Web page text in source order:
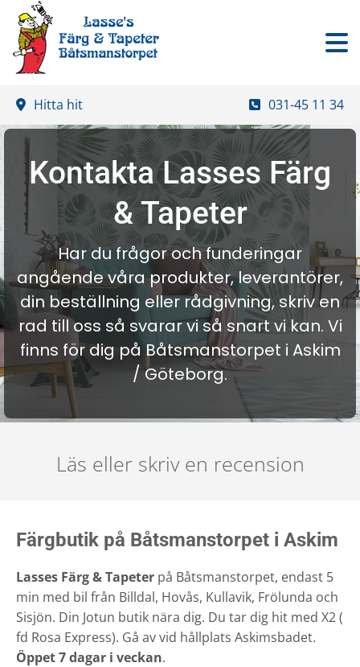
031-45 11 34
Hitta hit
Kontakta Lasses Färg
& Tapeter
Har du frågor och funderingar
angående våra produkter, leverantörer,
din beställning eller rådgivning, skriv en
rad till oss så svarar vi så snart vi kan. Vi
finns för dig på Båtsmanstorpet i Askim
/ Göteborg.
Läs eller skriv en recension
Färgbutik på Båtsmanstorpet i Askim
Lasses Färg & Tapeter på Båtsmanstorpet, endast 5
min med bil från Billdal, Hovås, Kullavik, Frölunda och
Sisjön. Din Jotun butik nära dig. Du tar dig hit med X2 (
fd Rosa Express). Gå av vid hållplats Askimsbadet.
Öppet 7 dagar i veckan.